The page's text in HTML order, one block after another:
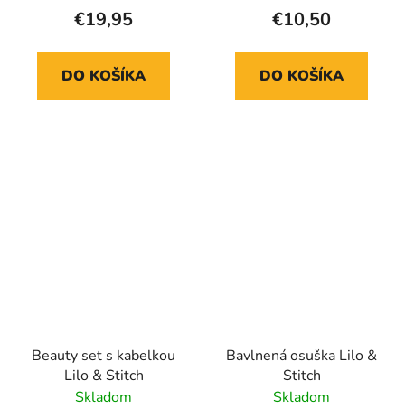
€19,95
DO KOŠÍKA
€10,50
DO KOŠÍKA
Beauty set s kabelkou
Lilo & Stitch
Skladom
Bavlnená osuška Lilo &
Stitch
Skladom